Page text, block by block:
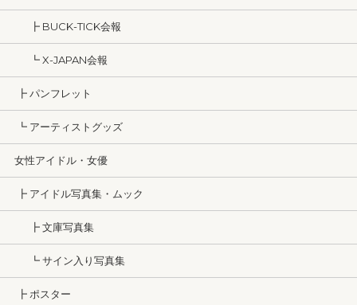
┣ BUCK-TICK会報
┗ X-JAPAN会報
┣ パンフレット
┗ アーティストグッズ
女性アイドル・女優
┣ アイドル写真集・ムック
┣ 文庫写真集
┗ サイン入り写真集
┣ ポスター